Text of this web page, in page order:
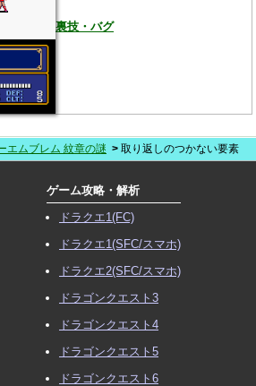
裏技・バグ
エムブレム 紋章の謎 取り返しのつかない要素
ゲーム攻略・解析
ドラクエ1(FC)
ドラクエ1(SFC/スマホ)
ドラクエ2(SFC/スマホ)
ドラゴンクエスト3
ドラゴンクエスト4
ドラゴンクエスト5
ドラゴンクエスト6